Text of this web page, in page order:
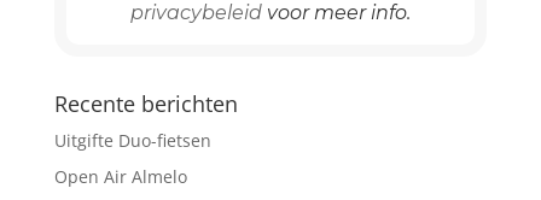
privacybeleidvoor meer info.
Recente berichten
Uitgifte Duo-fietsen
Open Air Almelo